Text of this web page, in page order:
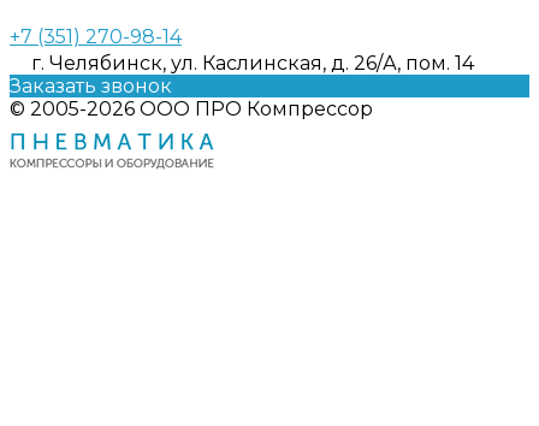
+7 (351) 270-98-14
г. Челябинск, ул. Каслинская, д. 26/А, пом. 14
Заказать звонок
© 2005-2026 ООО ПРО Компрессор